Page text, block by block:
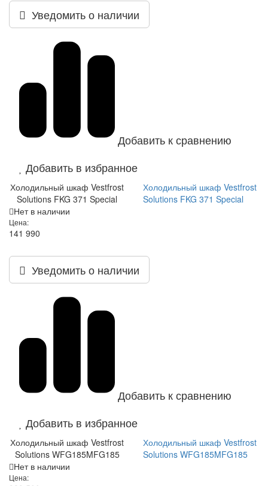
Уведомить о наличии
Добавить к сравнению
Добавить в избранное
Холодильный шкаф Vestfrost
Solutions FKG 371 Special
Холодильный шкаф Vestfrost
Solutions FKG 371 Special
Нет в наличии
Цена:
141 990
Уведомить о наличии
Добавить к сравнению
Добавить в избранное
Холодильный шкаф Vestfrost
Solutions WFG185MFG185
Холодильный шкаф Vestfrost
Solutions WFG185MFG185
Нет в наличии
Цена: